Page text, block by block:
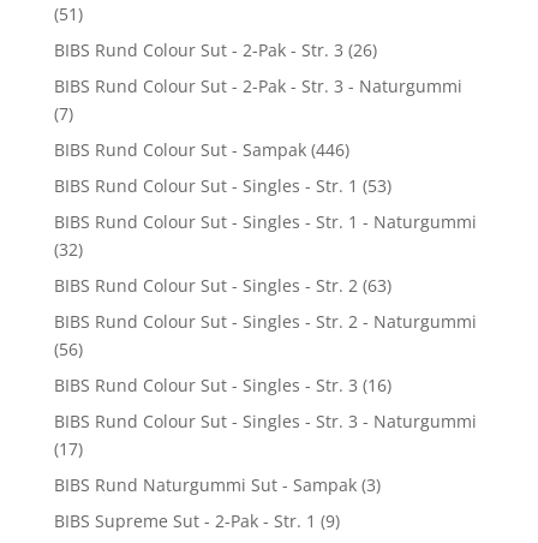
(51)
BIBS Rund Colour Sut - 2-Pak - Str. 3 (26)
BIBS Rund Colour Sut - 2-Pak - Str. 3 - Naturgummi
(7)
BIBS Rund Colour Sut - Sampak (446)
BIBS Rund Colour Sut - Singles - Str. 1 (53)
BIBS Rund Colour Sut - Singles - Str. 1 - Naturgummi
(32)
BIBS Rund Colour Sut - Singles - Str. 2 (63)
BIBS Rund Colour Sut - Singles - Str. 2 - Naturgummi
(56)
BIBS Rund Colour Sut - Singles - Str. 3 (16)
BIBS Rund Colour Sut - Singles - Str. 3 - Naturgummi
(17)
BIBS Rund Naturgummi Sut - Sampak (3)
BIBS Supreme Sut - 2-Pak - Str. 1 (9)